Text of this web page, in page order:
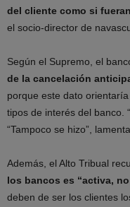
del cliente como si
el socio-director de
Según el Supremo, el
de la cancelación
porque este dato
tipos de interés del banco.
“Tampoco se hizo”,
Además, el Alto Tribual
los bancos es “activa,
deben de ser los clientes